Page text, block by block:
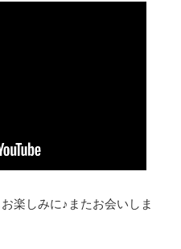
楽しみに♪またお会いしま